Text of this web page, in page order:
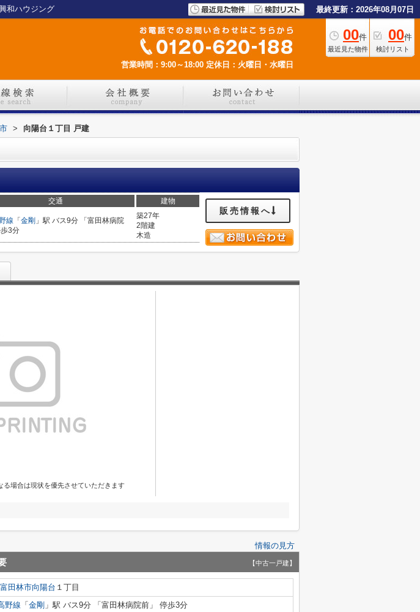
和ハウジング 最終更新：2026年08月07日
00件
最近見た物件
00件
検討リスト
営業時間：9:00～18:00 定休日：火曜日・水曜日
> 向陽台１丁目 戸建
交通 建物
線 「 金剛 」駅 バス9分 「富田林病院
3分
築27年
2階建
木造
販売情報へ
場合は現状を優先させていただきます
情報の見方
【中古一戸建】
富田林市向陽台 １丁目
野線 「 金剛 」駅 バス9分 「富田林病院前」 停歩3分